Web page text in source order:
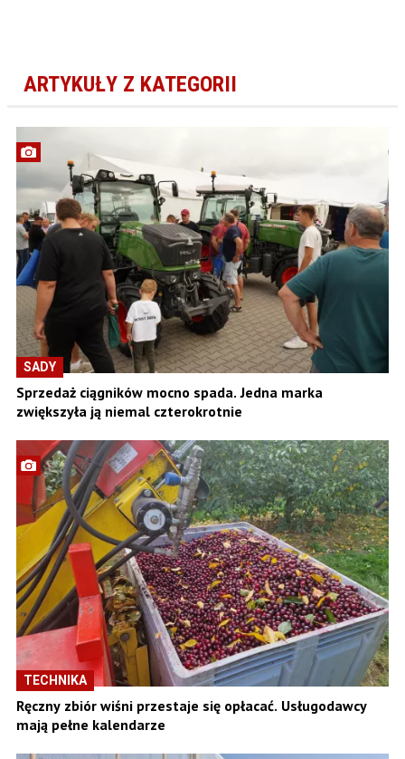
ARTYKUŁY Z KATEGORII
SADY
Sprzedaż ciągników mocno spada. Jedna marka
zwiększyła ją niemal czterokrotnie
TECHNIKA
Ręczny zbiór wiśni przestaje się opłacać. Usługodawcy
mają pełne kalendarze